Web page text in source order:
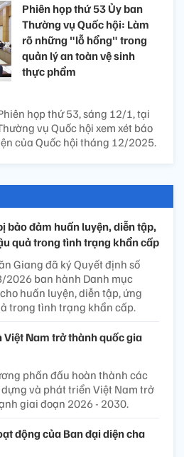
Phiên họp thứ 53 Ủy ban
Thường vụ Quốc hội: Làm
rõ những "lỗ hổng" trong
quản lý an toàn vệ sinh
thực phẩm
họp thứ 53, sáng 12/1, tại
vụ Quốc hội xem xét báo
của Quốc hội tháng 12/2025.
bảo đảm huấn luyện, diễn tập,
quả trong tình trạng khẩn cấp
Giang đã ký Quyết định số
2026 ban hành Danh mục
huấn luyện, diễn tập, ứng
trong tình trạng khẩn cấp.
Nam trở thành quốc gia
phấn đấu hoàn thành các
và phát triển Việt Nam trở
giai đoạn 2026 - 2030.
động của Ban đại diện cha